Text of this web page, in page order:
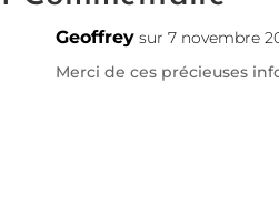
Geoffrey sur 7 novembre
Merci de ces précieuses